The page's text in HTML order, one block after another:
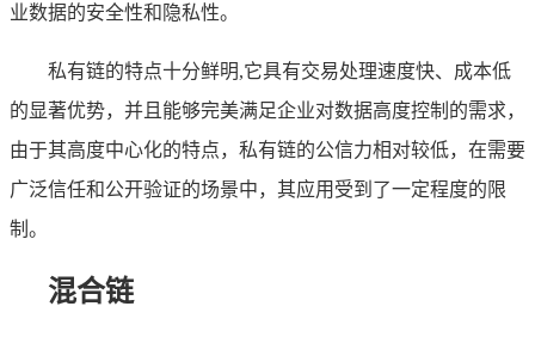
业数据的安全性和隐私性。
私有链的特点十分鲜明,它具有交易处理速度快、成本低
的显著优势，并且能够完美满足企业对数据高度控制的需求，
由于其高度中心化的特点，私有链的公信力相对较低，在需要
广泛信任和公开验证的场景中，其应用受到了一定程度的限
制。
混合链